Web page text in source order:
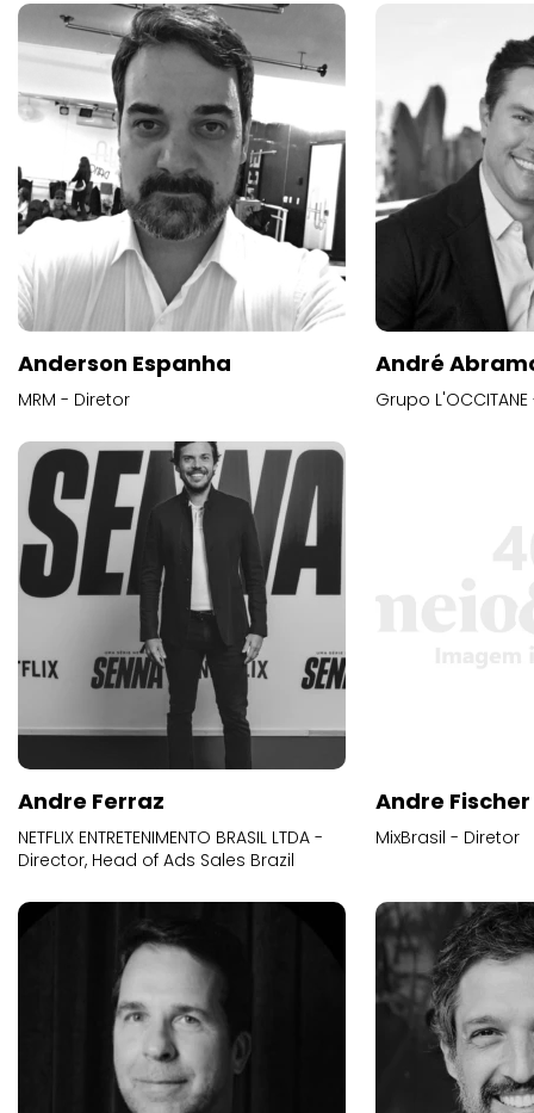
Anderson Espanha
MRM - Diretor
André
Grupo
Andre Ferraz
NETFLIX ENTRETENIMENTO BRASIL LTDA -
Director, Head of Ads Sales Brazil
Andre Fischer
MixBrasil - Diretor